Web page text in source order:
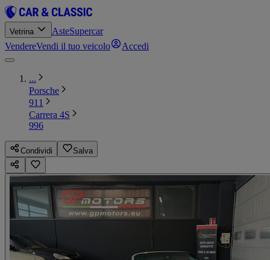
Vetrina AsteSupercar
VendereVendi il tuo veicolo Accedi
...
Porsche
911
Carrera 4S
996
Condividi Salva